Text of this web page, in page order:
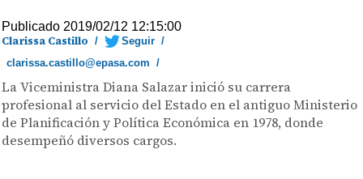
Publicado 2019/02/12 12:15:00
Clarissa Castillo / Seguir /
clarissa.castillo@epasa.com /
La Viceministra Diana Salazar inició su carrera
profesional al servicio del Estado en el antiguo Ministerio
de Planificación y Política Económica en 1978, donde
desempeñó diversos cargos.